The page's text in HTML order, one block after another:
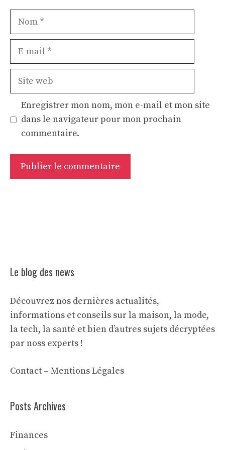
Nom
Site
Enregistrer mon nom, mon e-mail et mon site
dans le navigateur pour mon prochain
commentaire.
Le blog des news
Découvrez nos dernières actualités,
informations et conseils sur la maison, la mode,
la tech, la santé et bien d’autres sujets décryptées
par noss experts !
Contact – Mentions Légales
Posts Archives
Finances